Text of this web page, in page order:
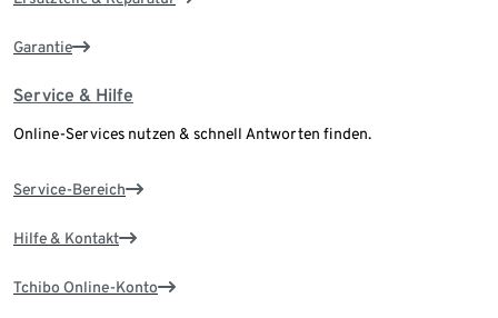
Garantie
Service & Hilfe
Online-Services nutzen & schnell Antworten finden.
Service-Bereich
Hilfe & Kontakt
Tchibo Online-Konto